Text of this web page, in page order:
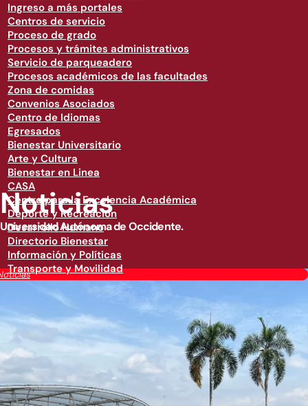
Ingreso a más portales
Centros de servicio
Proceso de grado
Procesos y trámites administrativos
Servicio de parqueadero
Procesos académicos de las facultades
Zona de comidas
Convenios Asociados
Centro de Idiomas
Egresados
Bienestar Universitario
Arte y Cultura
Bienestar en Linea
CASA
Centro para la Excelencia Académica
Deporte y Recreación
Desarrollo Humano
Directorio Bienestar
Información y Políticas
Transporte y Movilidad
Noticias
Universidad Autónoma de Occidente.